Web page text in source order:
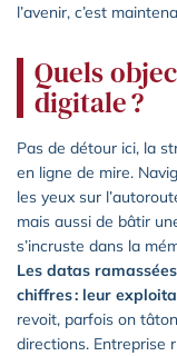
l’avenir, c’est
Quels
digitale ?
Pas de détour ici, la
en ligne de mire.
les yeux sur
mais aussi de bâtir
s’incruste dans la
Les datas
chiffres : leur
revoit, parfois on
directions. Entreprise